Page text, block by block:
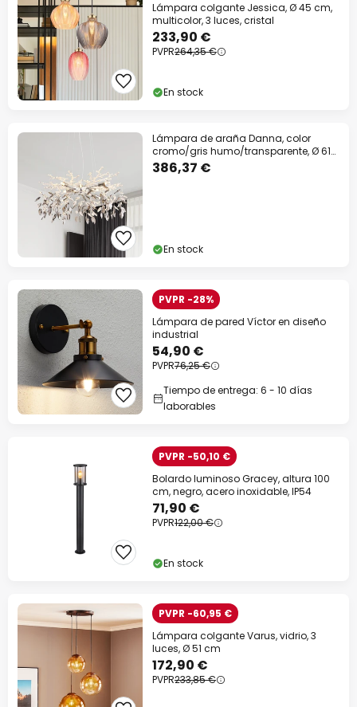
Lámpara colgante Jessica, Ø 45 cm,
multicolor, 3 luces, cristal
233,90 €
PVPR264,35 €
En stock
Lámpara de araña Danna, color
cromo/gris humo/transparente, Ø 61
cm
386,37 €
En stock
PVPR -28%
Lámpara de pared Víctor en diseño
industrial
54,90 €
PVPR76,25 €
Tiempo de entrega: 6 - 10 días
laborables
PVPR -50,10 €
Bolardo luminoso Gracey, altura 100
cm, negro, acero inoxidable, IP54
71,90 €
PVPR122,00 €
En stock
PVPR -60,95 €
Lámpara colgante Varus, vidrio, 3
luces, Ø 51 cm
172,90 €
PVPR233,85 €